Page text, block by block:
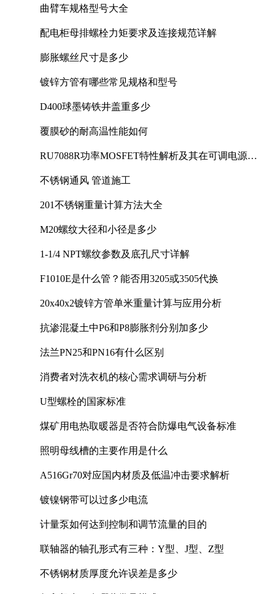
曲臂车规格型号大全
配电柜母排螺栓力矩要求及连接规范详解
膨胀螺丝尺寸是多少
镀锌方管有哪些常见规格和型号
D400球墨铸铁井盖重多少
覆膜砂的耐高温性能如何
RU7088R功率MOSFET特性解析及其在可调电源设
不锈钢通风 管道施工
201不锈钢重量计算方法大全
M20螺纹大径和小径是多少
1-1/4 NPT螺纹参数及底孔尺寸详解
F1010E是什么管？能否用3205或3505代换
20x40x2镀锌方管单米重量计算与应用分析
抗渗混凝土中P6和P8膨胀剂分别加多少
法兰PN25和PN16有什么区别
消费者对洗衣机的核心需求调研与分析
U型螺栓的国家标准
煤矿用电热取暖器是否符合防爆电气设备标准
照明母线槽的主要作用是什么
A516Gr70对应国内材质及低温冲击要求解析
镀镍钢带可以过多少电流
计量泵如何达到控制和调节流量的目的
联轴器的轴孔形式有三种：Y型、J型、Z型
不锈钢材质厚度允许误差是多少